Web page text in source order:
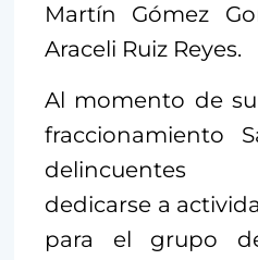
Martín Gómez
Araceli Ruiz Reyes.
Al momento de
fraccionamiento
delincuentes
dedicarse a
para el grupo